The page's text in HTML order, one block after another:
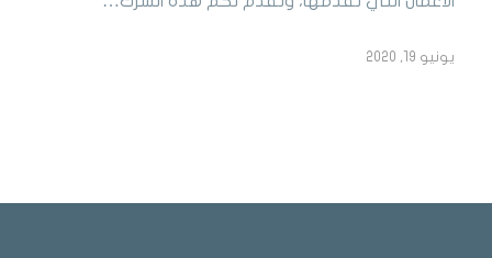
يونيو 19, 2020